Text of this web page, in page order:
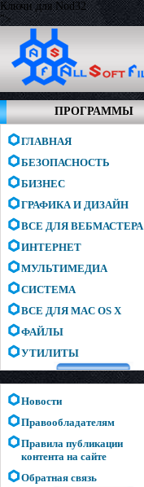
Ключи для Nod32
">
ПРОГРАММЫ
ГЛАВНАЯ
БЕЗОПАСНОСТЬ
БИЗНЕС
ГРАФИКА И ДИЗАЙН
ВСЕ ДЛЯ ВЕБМАСТЕРА
ИНТЕРНЕТ
МУЛЬТИМЕДИА
СИСТЕМА
ВСЕ ДЛЯ MAC OS X
ФАЙЛЫ
УТИЛИТЫ
Новости
Правообладателям
Правила публикации
контента на сайте
Обратная связь